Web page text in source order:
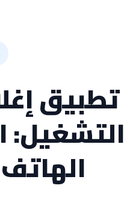
تطبيق
التشغيل: